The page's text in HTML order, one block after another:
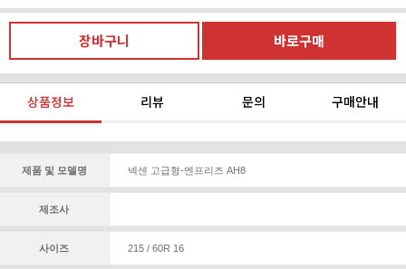
상품정보 리뷰 문의 구매안내
제품 및 모델명 넥센 고급형-엔프리즈 AH8
제조사
사이즈 215 / 60R 16